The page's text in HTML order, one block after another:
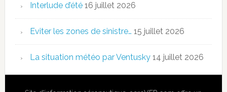
Interlude d’été 16 juillet 2026
Eviter les zones de sinistre… 15 juillet 2026
La situation météo par Ventusky 14 juillet 2026